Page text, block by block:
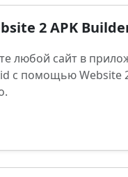
2 APK
любой сайт в
с помощью Website